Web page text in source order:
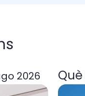
quina
2026